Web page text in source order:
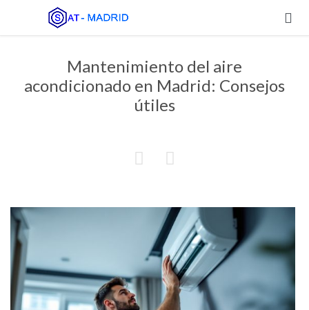

Mantenimiento del aire
acondicionado en Madrid: Consejos
útiles
 